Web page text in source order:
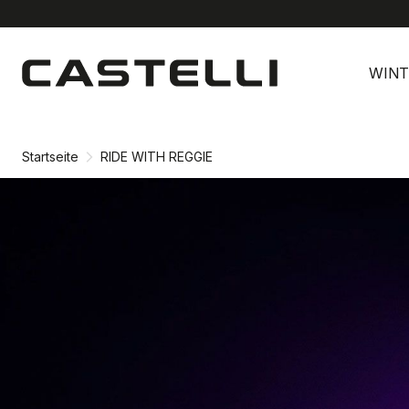
Inhalt
springen
Navigation
springen
Startseite RIDE WITH REGGIE